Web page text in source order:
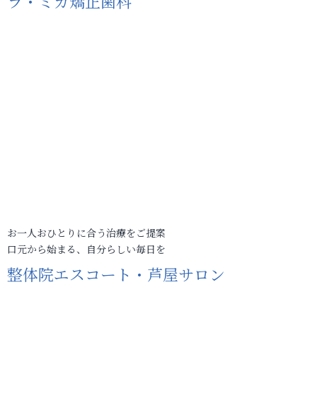
お一人おひとりに合う治療をご提案
口元から始まる、自分らしい毎日を
整体院エスコート・芦屋サロン